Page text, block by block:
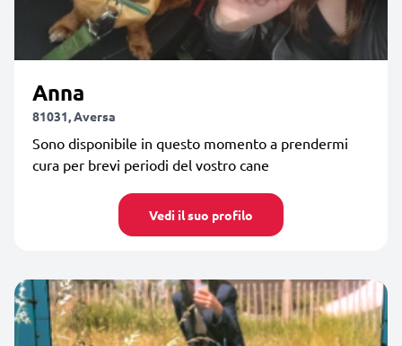
Anna
81031, Aversa
Sono disponibile in questo momento a prendermi
cura per brevi periodi del vostro cane
Vedi il suo profilo